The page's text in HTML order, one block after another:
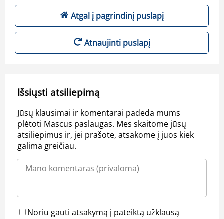
Atgal į pagrindinį puslapį
Atnaujinti puslapį
Išsiųsti atsiliepimą
Jūsų klausimai ir komentarai padeda mums
plėtoti Mascus paslaugas. Mes skaitome jūsų
atsiliepimus ir, jei prašote, atsakome į juos kiek
galima greičiau.
Noriu gauti atsakymą į pateiktą užklausą